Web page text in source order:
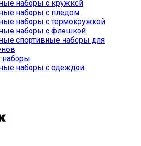
наборы с кружкой
наборы с пледом
наборы с термокружкой
наборы с флешкой
спортивные наборы для
наборы
наборы с одеждой